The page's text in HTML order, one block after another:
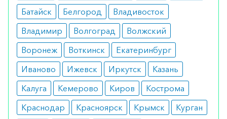
рекомендоваться детям в следующих случаях:
задержка внутриутробного роста;
нарушения развития из-за почечной
недостаточности, низкого уровня синтеза
гормона роста, синдрома Шерешевского-
Тернера;
синдром Прадера-Вилли.
Взрослым пациентам соматропин назначается
исключительно при подтвержденном в
Батайск
Белгород
Владивосток
Владимир
Волгоград
Волжский
Воронеж
Воткинск
Екатеринбург
Иваново
Ижевск Иркутск
Казань
Калуга
Кемерово Киров
Кострома
Краснодар
Красноярск Крымск
Курган